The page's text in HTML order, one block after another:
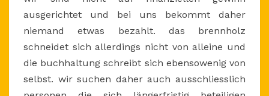
ausgerichtet und bei uns bekommt daher
niemand etwas bezahlt. das brennholz
schneidet sich allerdings nicht von alleine und
die buchhaltung schreibt sich ebensowenig von
selbst. wir suchen daher auch ausschliesslich